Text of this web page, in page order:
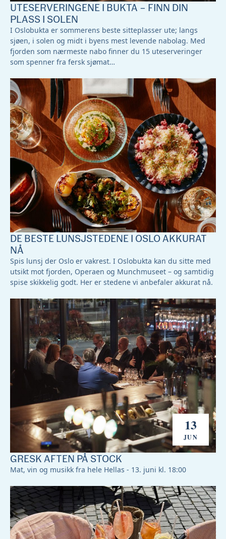
UTESERVERINGENE I BUKTA – FINN DIN
PLASS I SOLEN
I Oslobukta er sommerens beste sitteplasser ute; langs
sjøen, i solen og midt i byens mest levende nabolag. Med
fjorden som nærmeste nabo finner du 15 uteserveringer
som spenner fra fersk sjømat…
DE BESTE LUNSJSTEDENE I OSLO AKKURAT
NÅ
Spis lunsj der Oslo er vakrest. I Oslobukta kan du sitte med
utsikt mot fjorden, Operaen og Munchmuseet – og samtidig
spise skikkelig godt. Her er stedene vi anbefaler akkurat nå.
13
JUN
GRESK AFTEN PÅ STOCK
Mat, vin og musikk fra hele Hellas - 13. juni kl. 18:00